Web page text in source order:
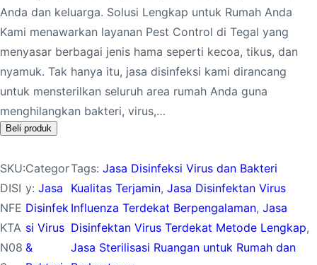
Anda dan keluarga. Solusi Lengkap untuk Rumah Anda
Kami menawarkan layanan Pest Control di Tegal yang
menyasar berbagai jenis hama seperti kecoa, tikus, dan
nyamuk. Tak hanya itu, jasa disinfeksi kami dirancang
untuk mensterilkan seluruh area rumah Anda guna
menghilangkan bakteri, virus,…
Beli produk
SKU:
DISI
NFE
KTA
N08
Categor
y:Jasa
Disinfek
si Virus
&
Tags:Jasa Disinfeksi Virus dan Bakteri
Kualitas Terjamin, Jasa Disinfektan Virus
Influenza Terdekat Berpengalaman, Jasa
Disinfektan Virus Terdekat Metode Lengkap,
Jasa Sterilisasi Ruangan untuk Rumah dan